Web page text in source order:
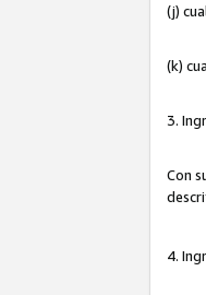
(j)
(k)
3.
Con
4.